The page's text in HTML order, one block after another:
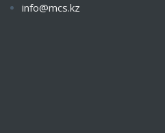
info@mcs.kz